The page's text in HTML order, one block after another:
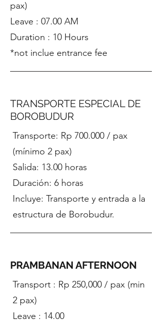
pax)
Leave : 07.00 AM
Duration : 10 Hours
*not inclue entrance fee
TRANSPORTE ESPECIAL DE
BOROBUDUR
Transporte: Rp 700.000 / pax
(mínimo 2 pax)
Salida: 13.00 horas
Duración: 6 horas
Incluye: Transporte y entrada a la
estructura de Borobudur.
PRAMBANAN AFTERNOON
Transport : Rp 250,000 / pax (min
2 pax)
Leave : 14.00